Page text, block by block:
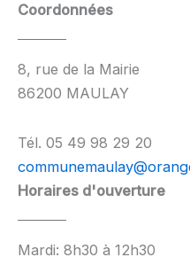
Coordonnées
8, rue de la Mairie
86200 MAULAY
Tél. 05 49 98 29 20
Horaires d'ouverture
Mardi: 8h30 à 12h30